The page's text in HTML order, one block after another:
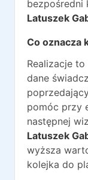
bezpośredni
Latuszek
Co oznacza
Realizacje
dane
pomóc przy
następnej
Latuszek
wyższa
kolejka do